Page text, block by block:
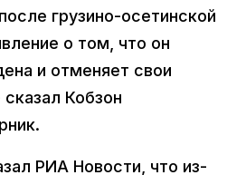
грузино-осетинской
о том, что он
и отменяет свои
Кобзон
РИА Новости, что из-